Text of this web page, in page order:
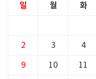
일 월 화
2 3 4
9 10 11